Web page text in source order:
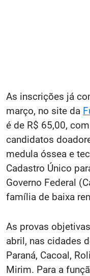
As inscrições já
março, no site da
é de R$ 65,00,
candidatos
medula óssea e
Cadastro Único
Governo Federal
família de baixa
As provas
abril, nas cidades
Paraná, Cacoal,
Mirim. Para a